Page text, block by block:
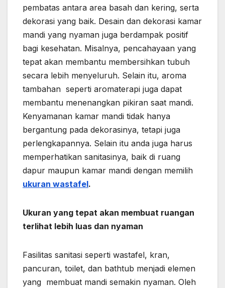
pembatas antara area basah dan kering, serta
dekorasi yang baik. Desain dan dekorasi kamar
mandi yang nyaman juga berdampak positif
bagi kesehatan. Misalnya, pencahayaan yang
tepat akan membantu membersihkan tubuh
secara lebih menyeluruh. Selain itu, aroma
tambahan seperti aromaterapi juga dapat
membantu menenangkan pikiran saat mandi.
Kenyamanan kamar mandi tidak hanya
bergantung pada dekorasinya, tetapi juga
perlengkapannya. Selain itu anda juga harus
memperhatikan sanitasinya, baik di ruang
dapur maupun kamar mandi dengan memilih
ukuran wastafel.
Ukuran yang tepat akan membuat ruangan
terlihat lebih luas dan nyaman
Fasilitas sanitasi seperti wastafel, kran,
pancuran, toilet, dan bathtub menjadi elemen
yang membuat mandi semakin nyaman. Oleh